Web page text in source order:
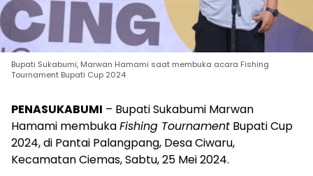
Bupati Sukabumi, Marwan Hamami saat membuka acara Fishing
Tournament Bupati Cup 2024
PENASUKABUMI – Bupati Sukabumi Marwan
Hamami membukaFishing Tournament Bupati Cup
2024, di Pantai Palangpang, Desa Ciwaru,
Kecamatan Ciemas, Sabtu, 25 Mei 2024.